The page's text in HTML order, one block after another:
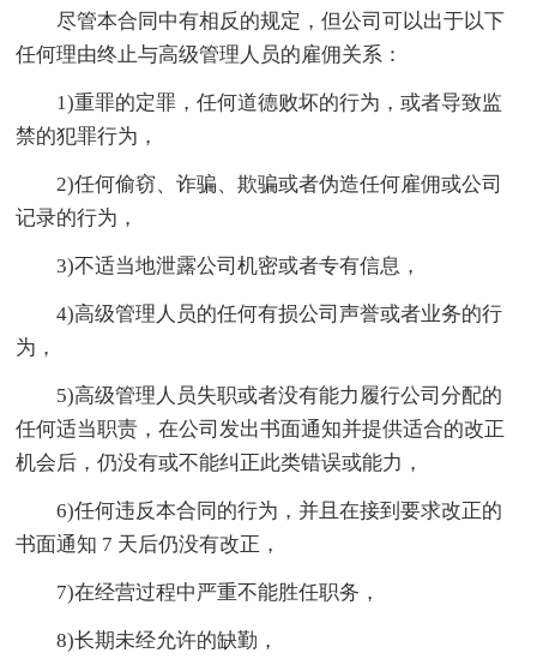
尽管本合同中有相反的规定，但公司可以出于以下
任何理由终止与高级管理人员的雇佣关系：
1)重罪的定罪，任何道德败坏的行为，或者导致监
禁的犯罪行为，
2)任何偷窃、诈骗、欺骗或者伪造任何雇佣或公司
记录的行为，
3)不适当地泄露公司机密或者专有信息，
4)高级管理人员的任何有损公司声誉或者业务的行
为，
5)高级管理人员失职或者没有能力履行公司分配的
任何适当职责，在公司发出书面通知并提供适合的改正
机会后，仍没有或不能纠正此类错误或能力，
6)任何违反本合同的行为，并且在接到要求改正的
书面通知 7 天后仍没有改正，
7)在经营过程中严重不能胜任职务，
8)长期未经允许的缺勤，